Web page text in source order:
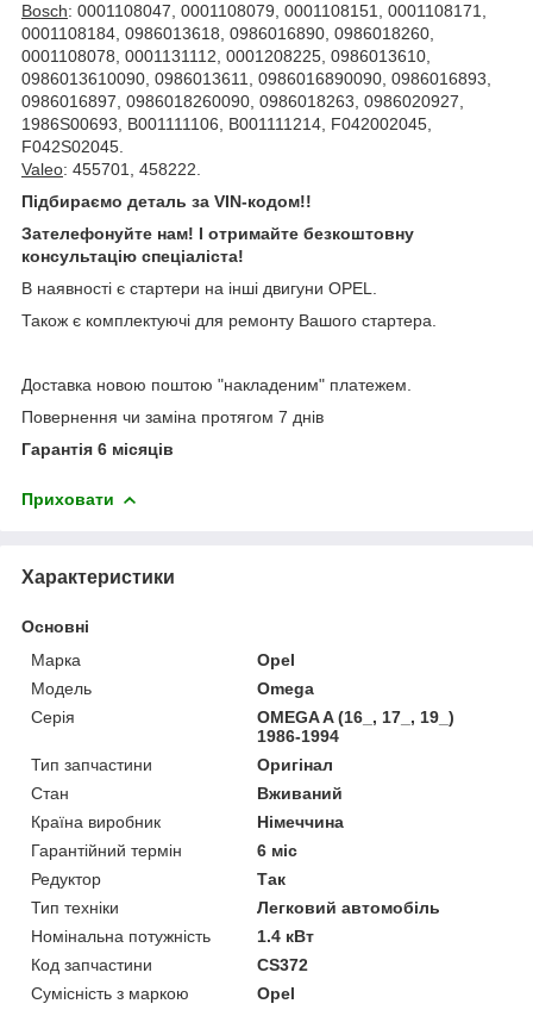
Bosch: 0001108047, 0001108079, 0001108151, 0001108171,
0001108184, 0986013618, 0986016890, 0986018260,
0001108078, 0001131112, 0001208225, 0986013610,
0986013610090, 0986013611, 0986016890090, 0986016893,
0986016897, 0986018260090, 0986018263, 0986020927,
1986S00693, B001111106, B001111214, F042002045,
F042S02045.
Valeo: 455701, 458222.
Підбираємо деталь за VIN-кодом!!
Зателефонуйте нам! І отримайте безкоштовну
консультацію спеціаліста!
В наявності є стартери на інші двигуни OPEL.
Також є комплектуючі для ремонту Вашого стартера.
Доставка новою поштою "накладеним" платежем.
Повернення чи заміна протягом 7 днів
Гарантія 6 місяців
Приховати
Характеристики
Основні
Марка
Opel
Модель
Omega
Серія
OMEGA A (16_, 17_, 19_)
1986-1994
Тип запчастини
Оригінал
Стан
Вживаний
Країна виробник
Німеччина
Гарантійний термін
6 міс
Редуктор
Так
Тип техніки
Легковий автомобіль
Номінальна потужність
1.4 кВт
Код запчастини
CS372
Сумісність з маркою
Opel